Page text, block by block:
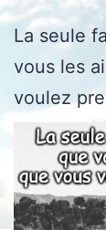
La seule
vous les
voulez